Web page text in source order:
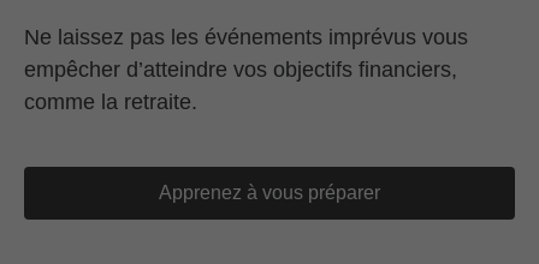
Ne laissez pas les événements imprévus vous
empêcher d’atteindre vos objectifs financiers,
comme la retraite.
Apprenez à vous préparer